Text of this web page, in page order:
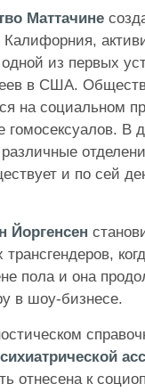
Маттачине
из первых
в США.
на социальном
гомосексуалов. В
и по сей
Йоргенсен
пола и она
в шоу-бизнесе.
отнесена к